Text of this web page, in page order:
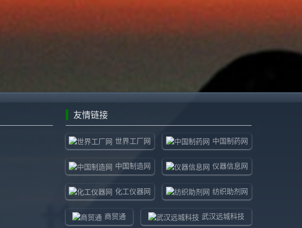
友情链接
世界工厂网 中国制药网
中国制造网 仪器信息网
化工仪器网 纺织助剂网
商贸通 武汉远城科技